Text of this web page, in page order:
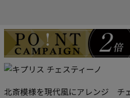
北斎模様を現代風にアレンジ チ